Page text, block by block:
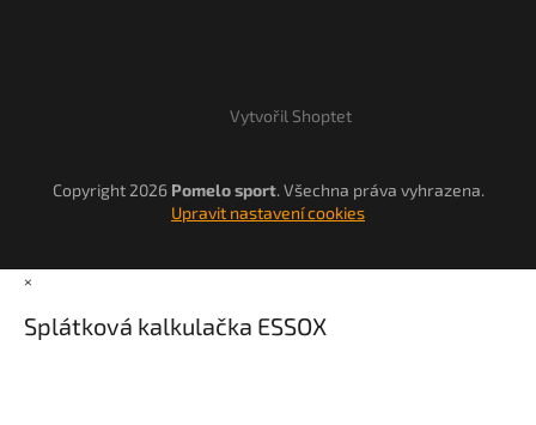
Vytvořil Shoptet
Copyright 2026 Pomelo sport. Všechna práva vyhrazena.
Upravit nastavení cookies
×
Splátková kalkulačka ESSOX